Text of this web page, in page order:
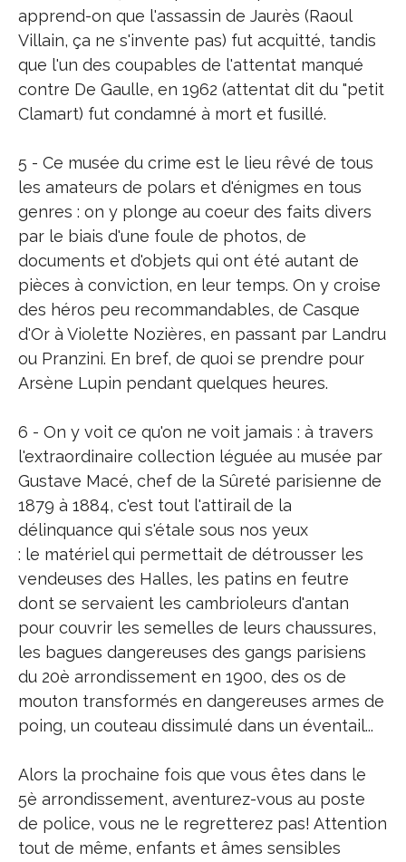
apprend-on que l'assassin de Jaurès (Raoul
Villain, ça ne s'invente pas) fut acquitté, tandis
que l'un des coupables de l'attentat manqué
contre De Gaulle, en 1962 (attentat dit du "petit
Clamart) fut condamné à mort et fusillé.
5 - Ce musée du crime est le lieu rêvé de tous
les amateurs de polars et d'énigmes en tous
genres : on y plonge au coeur des faits divers
par le biais d'une foule de photos, de
documents et d'objets qui ont été autant de
pièces à conviction, en leur temps. On y croise
des héros peu recommandables, de Casque
d'Or à Violette Nozières, en passant par Landru
ou Pranzini. En bref, de quoi se prendre pour
Arsène Lupin pendant quelques heures.
6 - On y voit ce qu'on ne voit jamais : à travers
l'extraordinaire collection léguée au musée par
Gustave Macé, chef de la Sûreté parisienne de
1879 à 1884, c'est tout l'attirail de la
délinquance qui s'étale sous nos yeux
: le matériel qui permettait de détrousser les
vendeuses des Halles, les patins en feutre
dont se servaient les cambrioleurs d'antan
pour couvrir les semelles de leurs chaussures,
les bagues dangereuses des gangs parisiens
du 20è arrondissement en 1900, des os de
mouton transformés en dangereuses armes de
poing, un couteau dissimulé dans un éventail...
Alors la prochaine fois que vous êtes dans le
5è arrondissement, aventurez-vous au poste
de police, vous ne le regretterez pas! Attention
tout de même, enfants et âmes sensibles